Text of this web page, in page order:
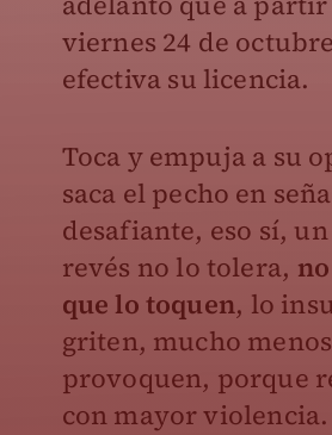
viernes 24 de
efectiva su licencia.
Toca y empuja a su
saca el pecho en
desafiante, eso sí,
revés no lo tolera,
que lo toquen, lo
griten, mucho
provoquen, porque
con mayor violencia.